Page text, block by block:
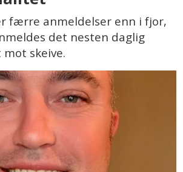
færre anmeldelser enn i fjor,
det nesten daglig
skeive.